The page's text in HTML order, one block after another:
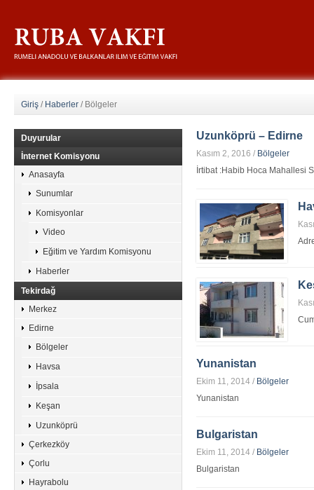
Giriş / Haberler / Bölgeler
Uzunköprü – Edirne
Kasım 2, 2016 / Bölgeler
İrtibat :Habib Hoca Mahallesi
Yunanistan
Ekim 11, 2014 / Bölgeler
Yunanistan
Bulgaristan
Ekim 11, 2014 / Bölgeler
Bulgaristan
Duyurular
İnternet Komisyonu
Anasayfa
Sunumlar
Komisyonlar
Video
Eğitim ve Yardım Komisyonu
Haberler
Tekirdağ
Merkez
Edirne
Bölgeler
Havsa
İpsala
Keşan
Uzunköprü
Çerkezköy
Çorlu
Hayrabolu